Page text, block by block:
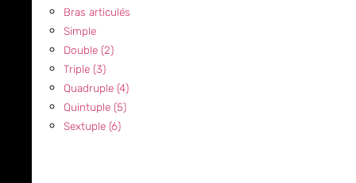
Bras articulés
Simple
Double (2)
Triple (3)
Quadruple (4)
Quintuple (5)
Sextuple (6)